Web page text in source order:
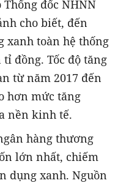
đốc NHNN
cho biết, đến
xanh toàn hệ thống
đồng. Tốc độ tăng
từ năm 2017 đến
hơn mức tăng
nền kinh tế.
hàng thương
lớn nhất, chiếm
dụng xanh. Nguồn